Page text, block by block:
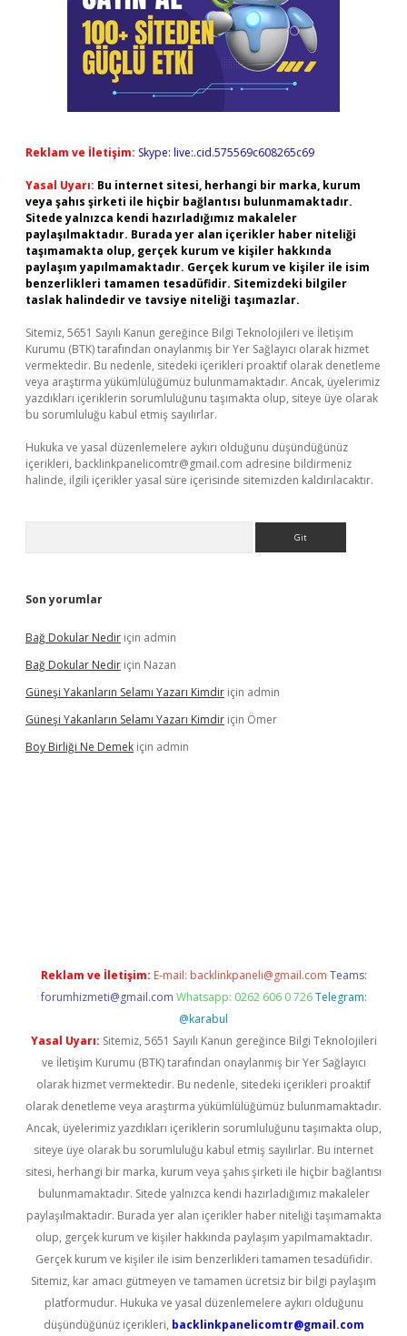
Reklam ve İletişim: Skype: live:.cid.575569c608265c69
Yasal Uyarı: Bu internet sitesi, herhangi bir marka, kurum
veya şahıs şirketi ile hiçbir bağlantısı bulunmamaktadır.
Sitede yalnızca kendi hazırladığımız makaleler
paylaşılmaktadır. Burada yer alan içerikler haber niteliği
taşımamakta olup, gerçek kurum ve kişiler hakkında
paylaşım yapılmamaktadır. Gerçek kurum ve kişiler ile isim
benzerlikleri tamamen tesadüfidir. Sitemizdeki bilgiler
taslak halindedir ve tavsiye niteliği taşımazlar.
Sitemiz, 5651 Sayılı Kanun gereğince Bilgi Teknolojileri ve İletişim
Kurumu (BTK) tarafından onaylanmış bir Yer Sağlayıcı olarak hizmet
vermektedir. Bu nedenle, sitedeki içerikleri proaktif olarak denetleme
veya araştırma yükümlülüğümüz bulunmamaktadır. Ancak, üyelerimiz
yazdıkları içeriklerin sorumluluğunu taşımakta olup, siteye üye olarak
bu sorumluluğu kabul etmiş sayılırlar.
Hukuka ve yasal düzenlemelere aykırı olduğunu düşündüğünüz
içerikleri, backlinkpanelicomtr@gmail.com adresine bildirmeniz
halinde, ilgili içerikler yasal süre içerisinde sitemizden kaldırılacaktır.
Son yorumlar
Bağ Dokular Nedir için admin
Bağ Dokular Nedir için Nazan
Güneşi Yakanların Selamı Yazarı Kimdir için admin
Güneşi Yakanların Selamı Yazarı Kimdir için Ömer
Boy Birliği Ne Demek için admin
Reklam ve İletişim: E-mail: backlinkpaneli@gmail.com Teams:
forumhizmeti@gmail.com Whatsapp: 0262 606 0 726 Telegram:
@karabul
Yasal Uyarı: Sitemiz, 5651 Sayılı Kanun gereğince Bilgi Teknolojileri
ve İletişim Kurumu (BTK) tarafından onaylanmış bir Yer Sağlayıcı
olarak hizmet vermektedir. Bu nedenle, sitedeki içerikleri proaktif
olarak denetleme veya araştırma yükümlülüğümüz bulunmamaktadır.
Ancak, üyelerimiz yazdıkları içeriklerin sorumluluğunu taşımakta olup,
siteye üye olarak bu sorumluluğu kabul etmiş sayılırlar. Bu internet
sitesi, herhangi bir marka, kurum veya şahıs şirketi ile hiçbir bağlantısı
bulunmamaktadır. Sitede yalnızca kendi hazırladığımız makaleler
paylaşılmaktadır. Burada yer alan içerikler haber niteliği taşımamakta
olup, gerçek kurum ve kişiler hakkında paylaşım yapılmamaktadır.
Gerçek kurum ve kişiler ile isim benzerlikleri tamamen tesadüfidir.
Sitemiz, kar amacı gütmeyen ve tamamen ücretsiz bir bilgi paylaşım
platformudur. Hukuka ve yasal düzenlemelere aykırı olduğunu
düşündüğünüz içerikleri, backlinkpanelicomtr@gmail.com